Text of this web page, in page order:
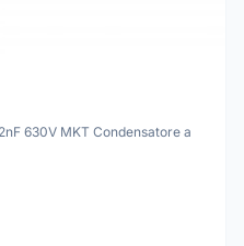
630V MKT Condensatore a